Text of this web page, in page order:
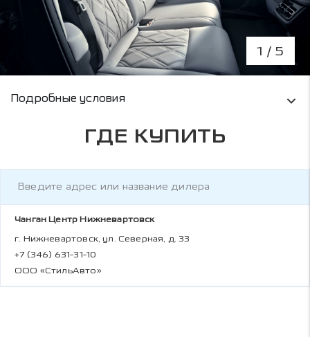
1 / 5
Условия кредитования и информация о
Подробные условия
ГДЕ КУПИТЬ
Чанган Центр Нижневартовск
г. Нижневартовск, ул. Северная, д. 33
+7 (346) 631-31-10
ООО «СтильАвто»